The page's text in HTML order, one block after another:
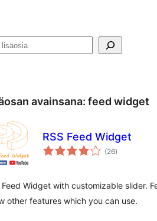
avainsana: feed widget
RSS Feed Widget
(26arvosanat
yhteensä
)
Feed Widget with customizable slider.
other features which you can use.